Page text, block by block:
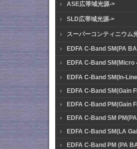
ASE広帯域光源->
SLD広帯域光源->
スーパーコンティニウム
EDFA C-Band SM(PA
EDFA C-Band SM(Micro
EDFA C-Band SM(In-
EDFA C-Band SM(Gain
EDFA C-Band PM(Gain
EDFA C-Band SM
EDFA C-Band SM(LA
EDFA C-Band PM (PA